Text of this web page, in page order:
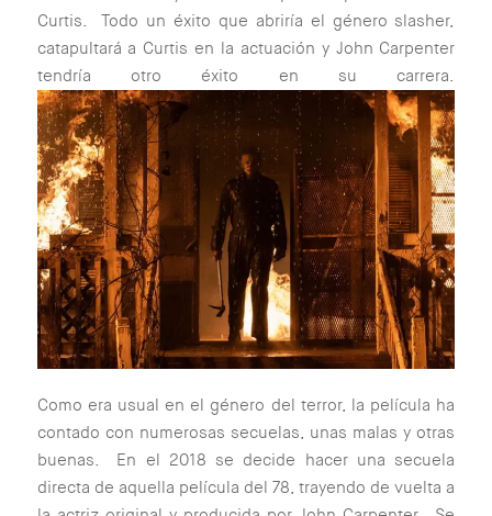
Curtis. Todo un éxito que abriría el género slasher,
catapultará a Curtis en la actuación y John Carpenter
tendría otro éxito en su carrera.
Como era usual en el género del terror, la película ha
contado con numerosas secuelas, unas malas y otras
buenas. En el 2018 se decide hacer una secuela
directa de aquella película del 78, trayendo de vuelta a